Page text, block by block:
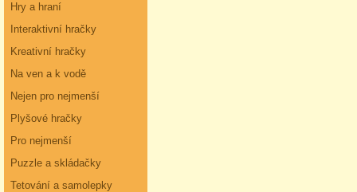
Hry a hraní
Interaktivní hračky
Kreativní hračky
Na ven a k vodě
Nejen pro nejmenší
Plyšové hračky
Pro nejmenší
Puzzle a skládačky
Tetování a samolepky